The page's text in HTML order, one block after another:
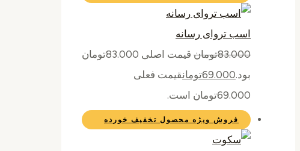
اسب تروای رسانه
83.000تومان
قیمت اصلی 83.000تومان
بود.69.000تومانقیمت فعلی
69.000تومان است.
فروش ویژه محصول تخفیف خورده